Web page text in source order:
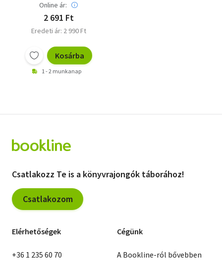
Online ár:
2 691 Ft
Eredeti ár: 2 990 Ft
Kosárba
1 - 2 munkanap
Csatlakozz Te is a könyvrajongók táborához!
Csatlakozom
Elérhetőségek
+36 1 235 60 70
Cégünk
A Bookline-ról bővebben